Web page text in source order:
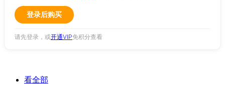
登录后购买
请先登录，或开通VIP免积分查看
看全部